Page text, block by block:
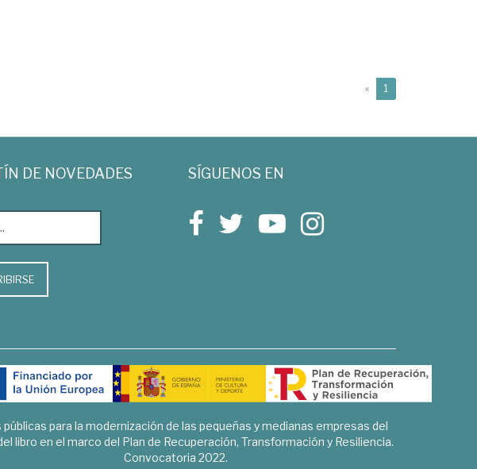
« 1
DE NOVEDADES SÍGUENOS EN
públicas para la modernización de las pequeñas y medianas empresas del
libro en el marco del Plan de Recuperación, Transformación y Resiliencia.
Convocatoria 2022.